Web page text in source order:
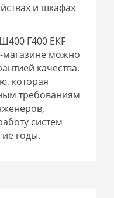
и шкафах
Г400 EKF
магазине можно
качества.
которая
требованиям
систем
годы.